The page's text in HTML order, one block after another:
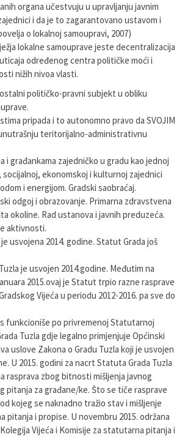
organa učestvuju u upravljanju javnim
i da je to zagarantovano ustavom i
o lokalnoj samoupravi, 2007)
lokalne samouprave jeste decentralizacija
određenog centra političke moći i
nižih nivoa vlasti.
političko-pravni subjekt u obliku
pripada i to autonomno pravo da SVOJIM
teritorijalno-administrativnu
i građankama zajedničko u gradu kao jednoj
ekonomskoj i kulturnoj zajednici
i energijom. Gradski saobraćaj.
odgoj i obrazovanje. Primarna zdravstvena
okoline. Rad ustanova i javnih preduzeća.
aktivnosti.
usvojena 2014. godine. Statut Grada još
je usvojen 2014.godine. Međutim na
2015.ovaj je Statut trpio razne rasprave
Vijeća u periodu 2012-2016. pa sve do
funkcioniše po privremenoj Statutarnoj
Tuzla gdje legalno primjenjuje Općinski
uslove Zakona o Gradu Tuzla koji je usvojen
U 2015. godini za nacrt Statuta Grada Tuzla
rasprava zbog bitnosti mišljenja javnog
pitanja za građane/ke. Što se tiče rasprave
kojeg se naknadno tražio stav i mišljenje
pitanja i propise. U novembru 2015. održana
Vijeća i Komisije za statutarna pitanja i